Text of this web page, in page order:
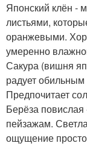
Японский клён -
листьями,
оранжевыми.
умеренно
Сакура (вишня
радует
Предпочитает
Берёза
пейзажам.
ощущение